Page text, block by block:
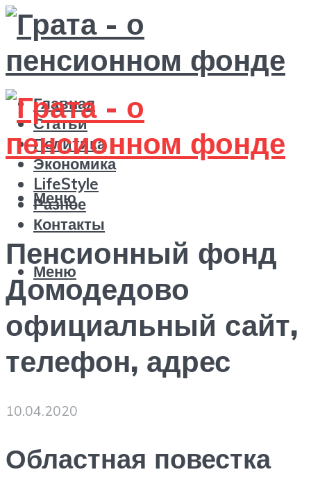
Главная
Статьи
Политика
Экономика
LifeStyle
Разное
Контакты
Меню
Меню
Пенсионный фонд
Домодедово
официальный сайт,
телефон, адрес
10.04.2020
Областная повестка